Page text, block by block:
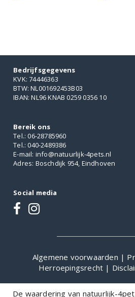
Bedrijfsgegevens
KVK: 74446363
BTW: NL001692453B03
IBAN: NL96 KNAB 0259 0356 10
Bereik ons
Tel.: 06-28785960
Tel.: 040-2489386
E-mail: info@natuurlijk-4pets.nl
Adres: Boschdijk 954, Eindhoven
Social media
Algemene voorwaarden |
Herroepingsrecht |
De waardering van natuurlijk-